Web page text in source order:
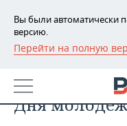
Вы были автоматически
версию.
Перейти на полную
РЕГИОНЫ
БАШКОРТОСТАН
ТАТАРСТАН
НОВОСТИ
АНАЛИТИКА
L’One
Дня